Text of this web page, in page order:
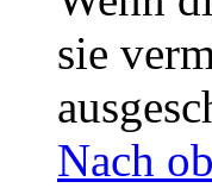
sie
Nach